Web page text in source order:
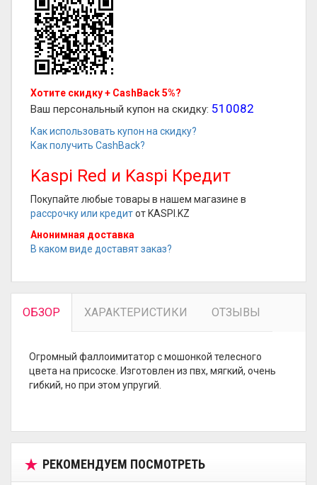
Хотите скидку + CashBack 5%?
Ваш персональный купон на скидку: 510082
Как использовать купон на скидку?
Как получить CashBack?
Kaspi Red и Kaspi Кредит
Покупайте любые товары в нашем магазине в
рассрочку или кредитот KASPI.KZ
Анонимная доставка
В каком виде доставят заказ?
ОБЗОР ХАРАКТЕРИСТИКИ ОТЗЫВЫ
Огромный фаллоимитатор с мошонкой телесного
цвета на присоске. Изготовлен из пвх, мягкий, очень
гибкий, но при этом упругий.
РЕКОМЕНДУЕМ ПОСМОТРЕТЬ